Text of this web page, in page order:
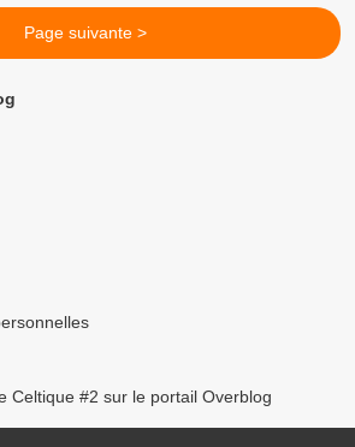
Page suivante >
Celtique #2 sur le portail Overblog